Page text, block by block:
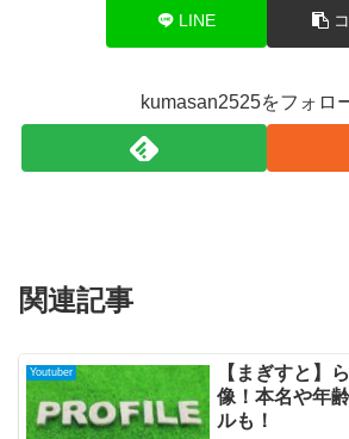
LINE
kumasan2525をフォロ
関連記事
Youtuber
【まぎすと】
像！本名や年
ルも！